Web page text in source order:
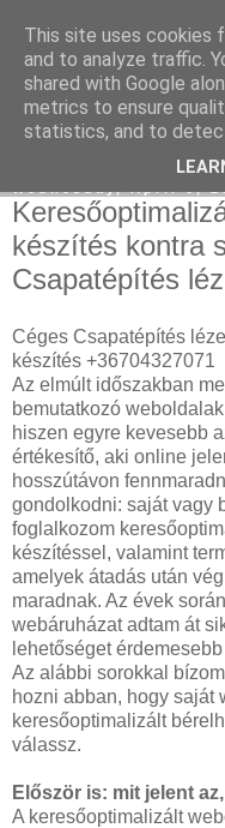
SEM and
készítés kontra
Csapatépítés
Céges Csapatépítés
készítés +36704327071
Az elmúlt időszakban
bemutatkozó
hiszen egyre kevesebb
értékesítő, aki online
hosszútávon
gondolkodni: saját vagy
foglalkozom
készítéssel, valamint
amelyek átadás után
maradnak. Az évek
webáruházat adtam át
lehetőséget
Az alábbi sorokkal
hozni abban, hogy saját
keresőoptimalizált
válassz.
Először is: mit jelent
A keresőoptimalizált
This site uses cookies
and to analyze traffic.
shared with Google
metrics to ensure
statistics, and to